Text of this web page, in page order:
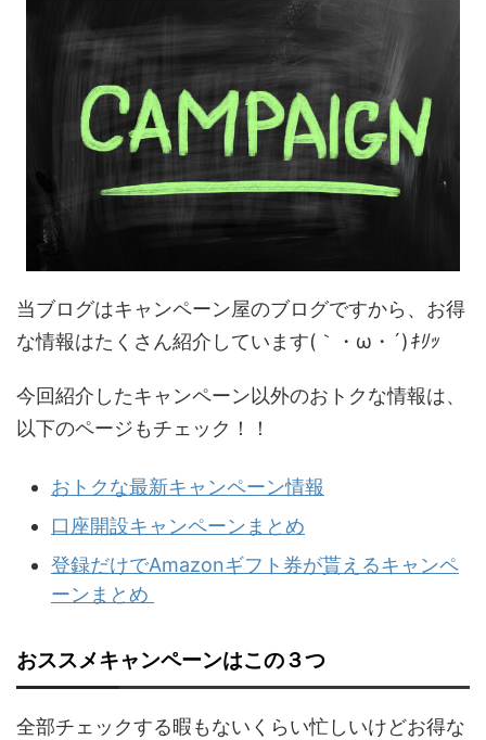
当ブログはキャンペーン屋のブログですから、お得
な情報はたくさん紹介しています(｀・ω・´)ｷﾘｯ
今回紹介したキャンペーン以外のおトクな情報は、
以下のページもチェック！！
おトクな最新キャンペーン情報
口座開設キャンペーンまとめ
登録だけでAmazonギフト券が貰えるキャンペ
ーンまとめ
おススメキャンペーンはこの３つ
全部チェックする暇もないくらい忙しいけどお得な